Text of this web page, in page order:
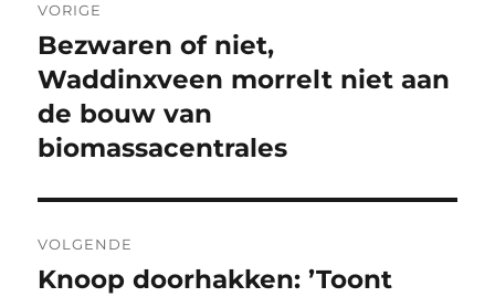
navigatie
VORIGE
Vorig
bericht:
Bezwaren of niet,
Waddinxveen morrelt niet aan
de bouw van
biomassacentrales
VOLGENDE
Volgend
Knoop doorhakken: ’Toont